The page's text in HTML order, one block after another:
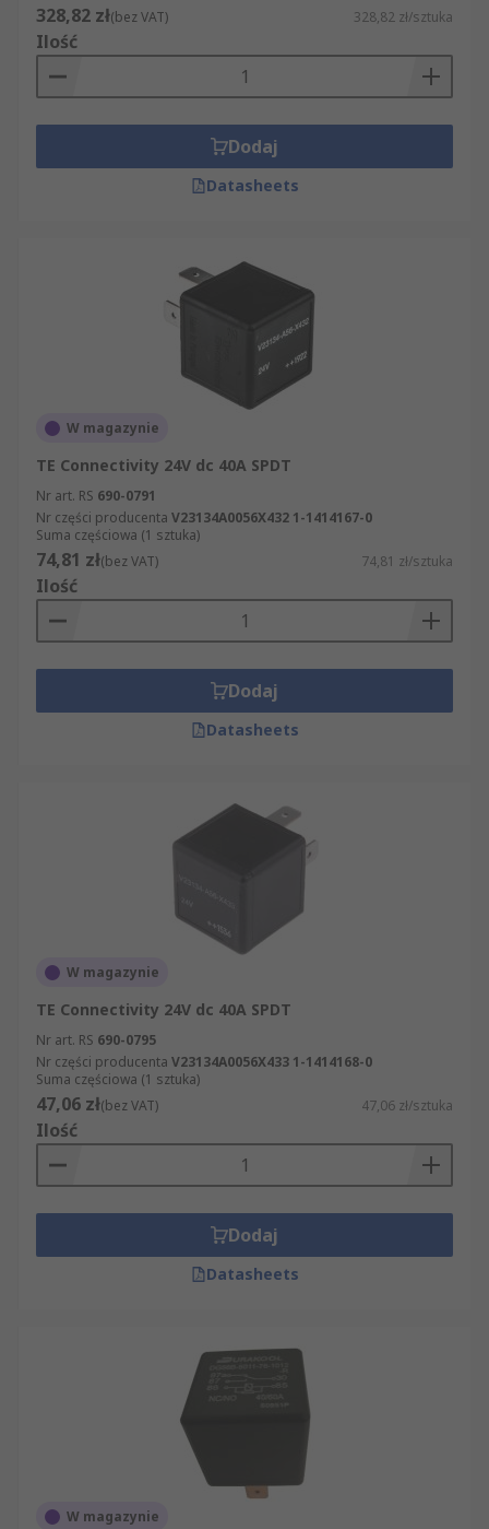
328,82 zł(bez VAT) 328,82 zł/sztuka
Ilość
Dodaj
Datasheets
W magazynie
TE Connectivity 24V dc 40A SPDT
Nr art. RS 690-0791
Nr części producenta V23134A0056X432 1-1414167-0
Suma częściowa (1 sztuka)
74,81 zł(bez VAT) 74,81 zł/sztuka
Ilość
Dodaj
Datasheets
W magazynie
TE Connectivity 24V dc 40A SPDT
Nr art. RS 690-0795
Nr części producenta V23134A0056X433 1-1414168-0
Suma częściowa (1 sztuka)
47,06 zł(bez VAT) 47,06 zł/sztuka
Ilość
Dodaj
Datasheets
W magazynie